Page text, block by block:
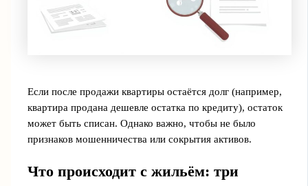
Если после продажи квартиры остаётся долг (например,
квартира продана дешевле остатка по кредиту), остаток
может быть списан. Однако важно, чтобы не было
признаков мошенничества или сокрытия активов.
Что происходит с жильём: три